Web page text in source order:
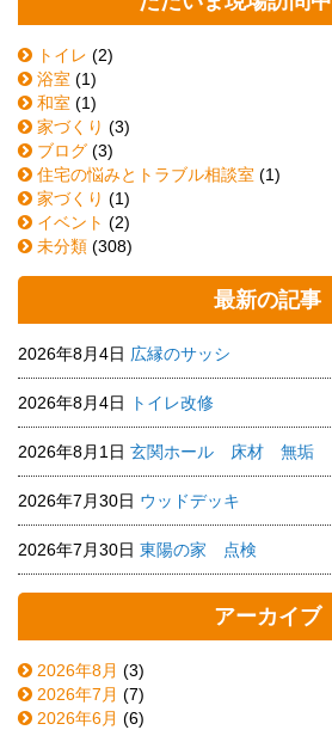
トイレ (2)
浴室 (1)
和室 (1)
家づくり (3)
ブログ (3)
住宅の悩みとトラブル相談室 (1)
家づくり (1)
イベント (2)
未分類 (308)
最新の記事
2026年8月4日 広縁のサッシ
2026年8月4日 トイレ改修
2026年8月1日 玄関ホール 床材 無垢
2026年7月30日 ウッドデッキ
2026年7月30日 東陽の家 点検
アーカイブ
2026年8月 (3)
2026年7月 (7)
2026年6月 (6)